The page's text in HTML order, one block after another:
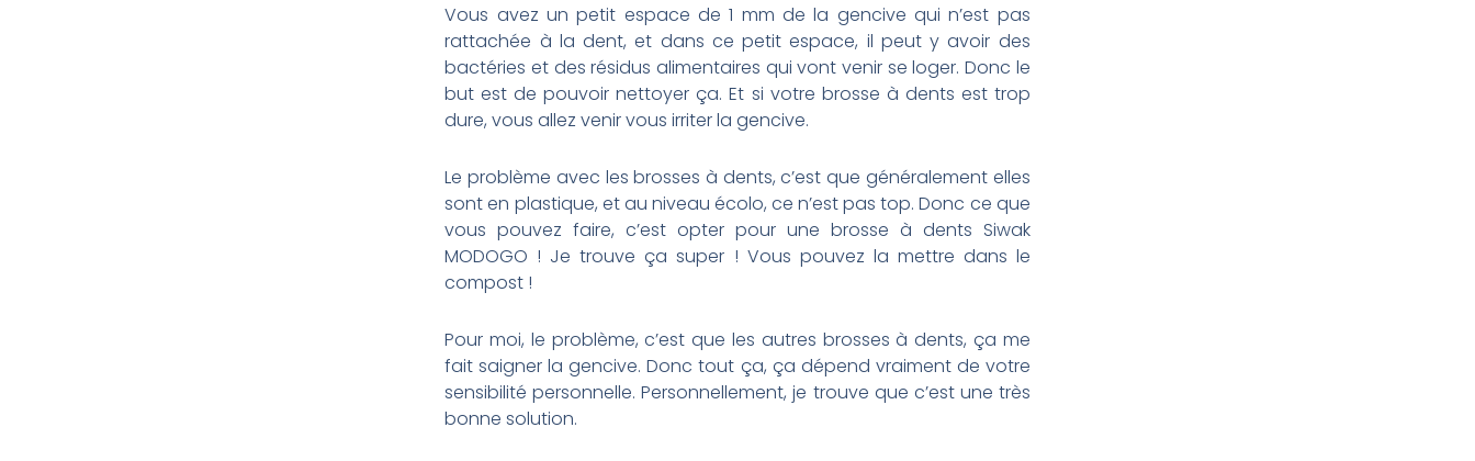
Vous avez un petit espace de 1 mm de la gencive qui n’est pas
rattachée à la dent, et dans ce petit espace, il peut y avoir des
bactéries et des résidus alimentaires qui vont venir se loger. Donc le
but est de pouvoir nettoyer ça. Et si votre brosse à dents est trop
dure, vous allez venir vous irriter la gencive.
Le problème avec les brosses à dents, c’est que généralement elles
sont en plastique, et au niveau écolo, ce n’est pas top. Donc ce que
vous pouvez faire, c’est opter pour une brosse à dents Siwak
MODOGO ! Je trouve ça super ! Vous pouvez la mettre dans le
compost !
Pour moi, le problème, c’est que les autres brosses à dents, ça me
fait saigner la gencive. Donc tout ça, ça dépend vraiment de votre
sensibilité personnelle. Personnellement, je trouve que c’est une très
bonne solution.